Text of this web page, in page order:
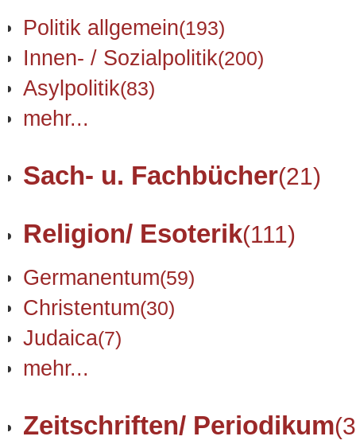
Politik allgemein(193)
Innen- / Sozialpolitik(200)
Asylpolitik(83)
mehr...
Sach- u. Fachbücher(21)
Religion/ Esoterik(111)
Germanentum(59)
Christentum(30)
Judaica(7)
mehr...
Zeitschriften/ Periodikum